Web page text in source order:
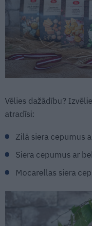
Vēlies dažādību?
atradīsi:
Zilā siera cepumus
Siera cepumus ar
Mocarellas siera